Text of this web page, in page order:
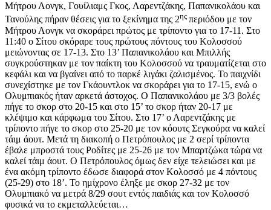
Μήτρου Λονγκ, Γουίλιαμς Γκος, Λαρεντζάκης, Παπανικολάου και
Τανούλης πήραν θέσεις για το ξεκίνημα της 2ης περιόδου με τον
Μήτρου Λονγκ να σκοράρει πρώτος με τρίποντο για το 17-11. Στο
11:40 ο Σίτου σκόραρε τους πρώτους πόντους του Κολοσσού
μειώνοντας σε 17-13. Στο 13’ Παπανικολάου και Μπιλλής
συγκρούστηκαν με τον παίκτη του Κολοσσού να τραυματίζεται στο
κεφάλι και να βγαίνει από το παρκέ λιγάκι ζαλισμένος. Το παιχνίδι
συνεχίστηκε με τον Γκάουντλοκ να σκοράρει για το 17-15, ενώ ο
Ολυμπιακός ήταν αρκετά άστοχος. Ο Παπανικολάου με 3/3 βολές
πήγε το σκορ στο 20-15 και στο 15’ το σκορ ήταν 20-17 με
κλέψιμο και κάρφωμα του Σίτου. Στο 17’ ο Λαρεντζάκης με
τρίποντο πήγε το σκορ στο 25-20 με τον κόουτς Σεγκούρα να καλεί
τάιμ άουτ. Μετά τη διακοπή ο Πετρόπουλος με 2 σερί τρίποντα
έβαλε μπροστά τους Ροδίτες με 25-26 με τον Μπαρτζώκα τώρα να
καλεί τάιμ άουτ. Ο Πετρόπουλος όμως δεν είχε τελειώσει και με
ένα ακόμη τρίποντο έδωσε διαφορά στον Κολοσσό με 4 πόντους
(25-29) στο 18’. Το ημίχρονο έληξε με σκορ 27-32 με τον
Ολυμπιακό να μετρά 8/29 σουτ εντός παιδιάς και τον Κολοσσό
φυσικά να το εκμεταλλεύεται…